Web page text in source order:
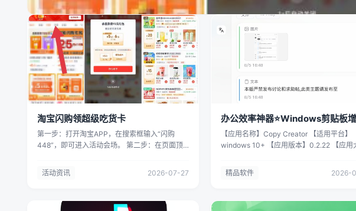
场。 第二步：在页面顶部点击 “新用户一分钱抢购！”入口，点击进入。 第三步： 领取的红包礼包内含6张无门槛优惠券，券面5元起。此为“爆红包，可爆
涨”型优惠：使用其中1张券后，进入活动店铺加购商品，您的红包总额将自动“爆涨更大”，加购越多，爆涨越大。 活动数量有
索“闪购448”参与吧！
淘宝闪购领超级吃货卡
第一步：打开淘宝APP，在搜索框输入“闪购
448”，即可进入活动会场。 第二步：在页面顶
第三步： 领取的红包礼包内含6张无门槛优惠
券，券面5元起。此为“爆红包，可爆涨”型优惠：
的红包总额将自动“爆涨更大”，加购越多，爆涨
活动资讯 2026-07-27
办公效率神器⭐Windows剪贴板
工具
【应用名称】Copy Creator 【适用平台】
windows 10+ 【应用版本】0.2.22 【应用
效率工具，悬浮窗运行，关闭后自动驻留系
盘，集成剪切板历史、快捷短语、AI翻译三
板管理 自动记录文本和图片复制历史 支持
精品软件 2026-